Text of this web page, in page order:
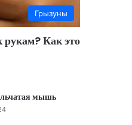
Грызуны
рукам? Как это
мышь